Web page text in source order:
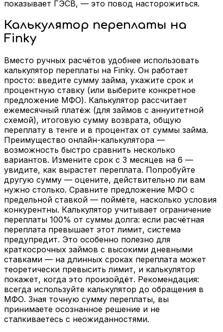
показывает ГЭСВ, — это повод насторожиться.
Калькулятор переплаты на
Finky
Вместо ручных расчётов удобнее использовать
калькулятор переплаты на Finky. Он работает
просто: введите сумму займа, укажите срок и
процентную ставку (или выберите конкретное
предложение МФО). Калькулятор рассчитает
ежемесячный платёж (для займов с аннуитетной
схемой), итоговую сумму возврата, общую
переплату в тенге и в процентах от суммы займа.
Преимущество онлайн-калькулятора —
возможность быстро сравнить несколько
вариантов. Измените срок с 3 месяцев на 6 —
увидите, как вырастет переплата. Попробуйте
другую сумму — оцените, действительно ли вам
нужно столько. Сравните предложение МФО с
предельной ставкой — поймёте, насколько условия
конкурентны. Калькулятор учитывает ограничение
переплаты 100% от суммы долга: если расчётная
переплата превышает этот лимит, система
предупредит. Это особенно полезно для
краткосрочных займов с высокими дневными
ставками — на длинных сроках переплата может
теоретически превысить лимит, и калькулятор
покажет, когда это произойдёт. Рекомендация:
всегда используйте калькулятор до обращения в
МФО. Зная точную сумму переплаты, вы
принимаете осознанное решение и не
сталкиваетесь с неожиданностями.